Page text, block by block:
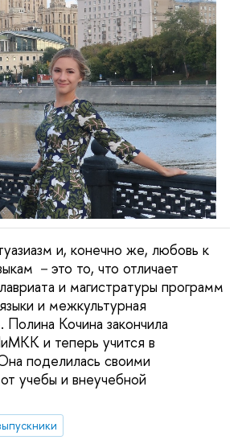
и, конечно же, любовь к
－это то, что отличает
и магистратуры программ
и межкультурная
Кочина закончила
и теперь учится в
поделилась своими
учебы и внеучебной